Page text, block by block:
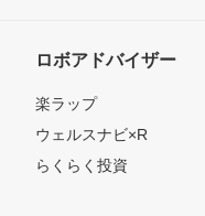
ロボアドバイザー
楽ラップ
ウェルスナビ×R
らくらく投資